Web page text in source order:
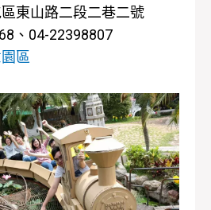
東山路二段二巷二號
、04-22398807
區